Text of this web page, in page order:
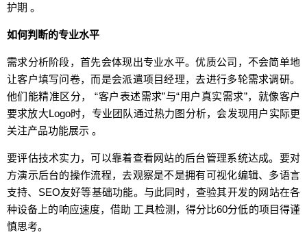
护期 。
如何判断的专业水平
需求分析阶段，首先会体现出专业水平。优质公司，不会简单地
让客户填写问卷，而是会派遣项目经理，去进行多轮需求调研。
他们能精准区分， “客户表述需求”与“用户真实需求”，就像客户
要求放大Logo时，专业团队通过热力图分析，会发现用户实际更
关注产品功能展示 。
要评估技术实力，可以靠着查看网站的后台管理系统达成。要对
方演示后台的操作流程，去观察是不是拥有可视化编辑、多语言
支持、SEO友好等基础功能。与此同时，查验其开发的网站在各
种设备上的响应速度，借助 工具检测，得分比60分低的项目得谨
慎思考。